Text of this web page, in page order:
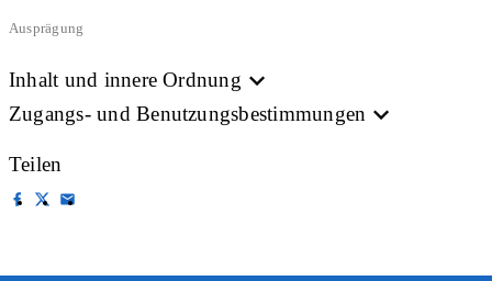
Ausprägung
Inhalt und innere Ordnung
Zugangs- und Benutzungsbestimmungen
Teilen